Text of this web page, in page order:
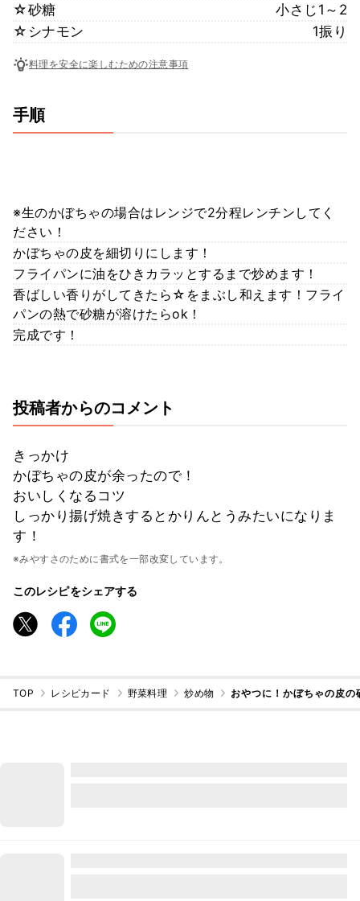
☆砂糖
小さじ1～2
☆シナモン
1振り
料理を安全に楽しむための注意事項
手順
※生のかぼちゃの場合はレンジで2分程レンチンしてく
ださい！
かぼちゃの皮を細切りにします！
フライパンに油をひきカラッとするまで炒めます！
香ばしい香りがしてきたら☆をまぶし和えます！フライ
パンの熱で砂糖が溶けたらok！
完成です！
投稿者からのコメント
きっかけ
かぼちゃの皮が余ったので！
おいしくなるコツ
しっかり揚げ焼きするとかりんとうみたいになりま
す！
※みやすさのために書式を一部改変しています。
このレシピをシェアする
TOP レシピカード 野菜料理 炒め物 おやつに！かぼちゃの皮